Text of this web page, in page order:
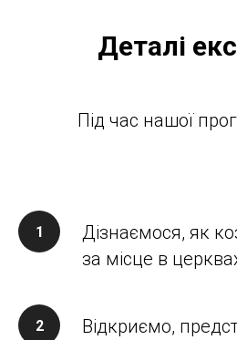
Деталі
Під час нашої
Дізнаємося, як
за місце в
Відкриємо,